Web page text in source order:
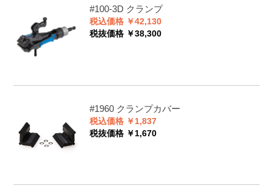
#100-3D クランプ
税込価格 ￥42,130
税抜価格 ￥38,300
#1960 クランプカバー
税込価格 ￥1,837
税抜価格 ￥1,670